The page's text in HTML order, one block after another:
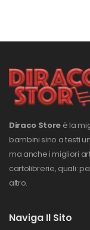
Diraco Store è la
bambini sino a testi
ma anche i migliori
cartolibrerie, quali:
altro.
Naviga Il Sito